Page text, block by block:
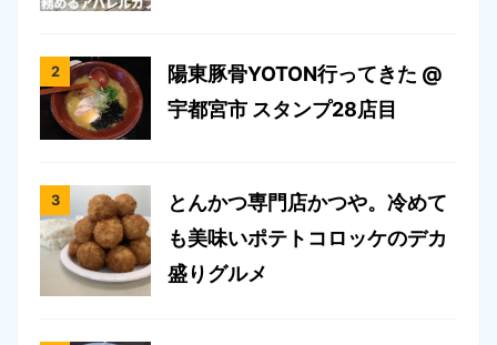
陽東豚骨YOTON行ってきた @
宇都宮市 スタンプ28店目
とんかつ専門店かつや。冷めて
も美味いポテトコロッケのデカ
盛りグルメ